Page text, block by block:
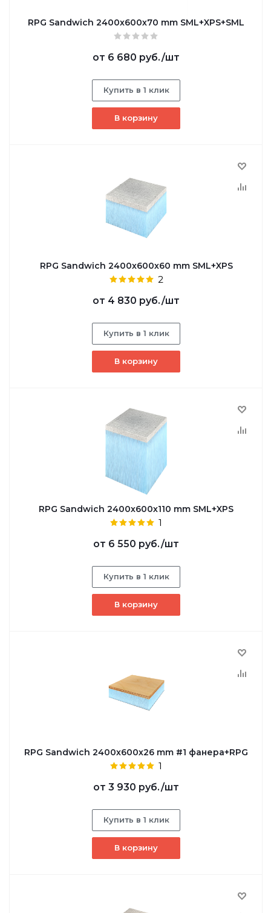
RPG Sandwich 2400х600х70 mm SML+XPS+SML
от 6 680 руб./шт
Купить в 1 клик
В корзину
RPG Sandwich 2400х600х60 mm SML+XPS
2
от 4 830 руб./шт
Купить в 1 клик
В корзину
RPG Sandwich 2400х600х110 mm SML+XPS
1
от 6 550 руб./шт
Купить в 1 клик
В корзину
RPG Sandwich 2400х600х26 mm #1 фанера+RPG
1
от 3 930 руб./шт
Купить в 1 клик
В корзину